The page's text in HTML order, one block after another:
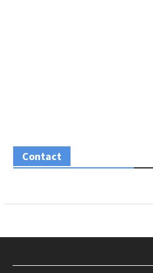
Contact